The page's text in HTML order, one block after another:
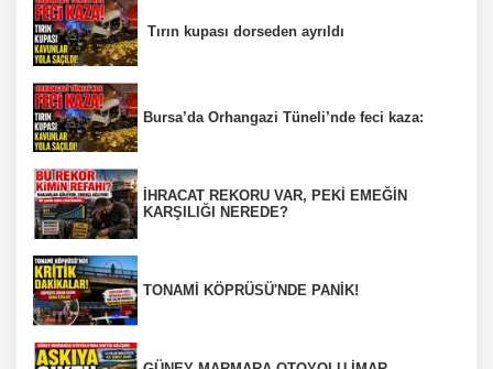
Tırın kupası dorseden ayrıldı
Bursa’da Orhangazi Tüneli’nde feci kaza:
İHRACAT REKORU VAR, PEKİ EMEĞİN
KARŞILIĞI NEREDE?
TONAMİ KÖPRÜSÜ'NDE PANİK!